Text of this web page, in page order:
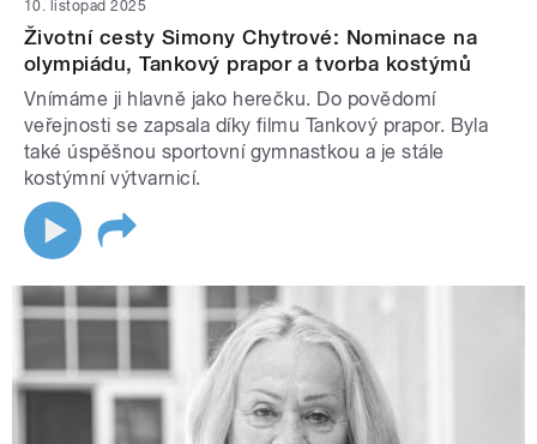
10. listopad 2025
Životní cesty Simony Chytrové: Nominace na
olympiádu, Tankový prapor a tvorba kostýmů
Vnímáme ji hlavně jako herečku. Do povědomí
veřejnosti se zapsala díky filmu Tankový prapor. Byla
také úspěšnou sportovní gymnastkou a je stále
kostýmní výtvarnicí.